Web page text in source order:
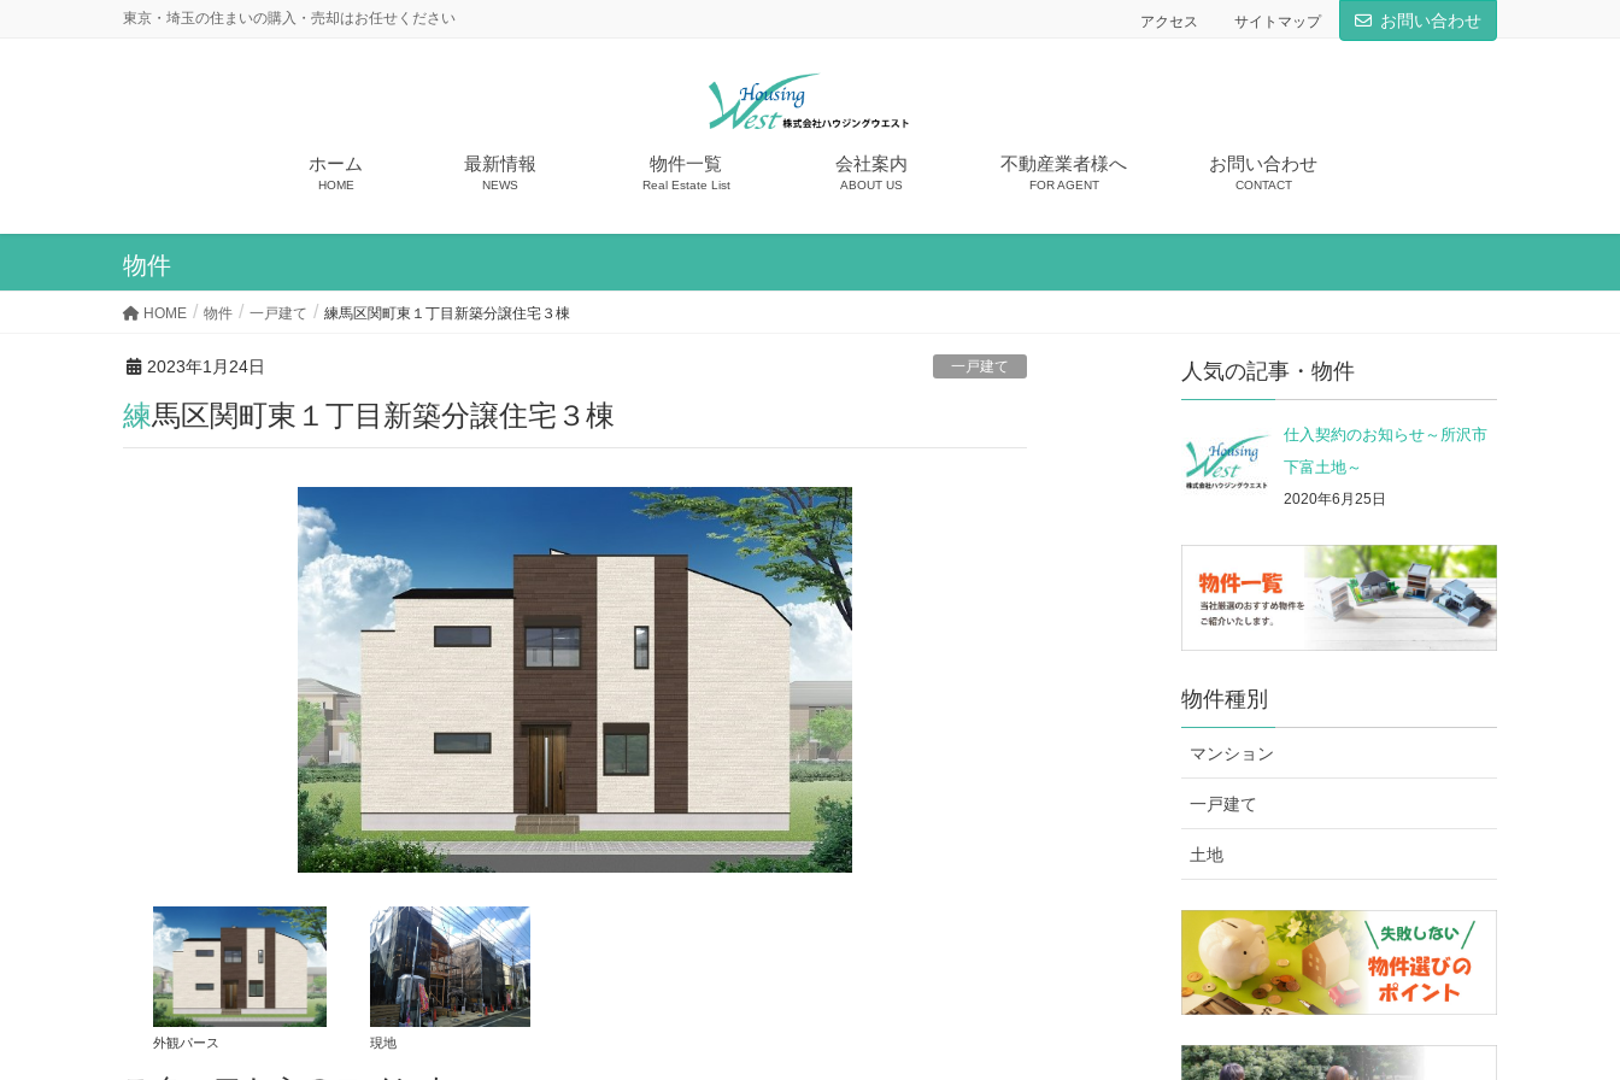
東京・埼玉の住まいの購入・売却はお任せください アクセス サイトマップ お問い合わせ
ホーム
HOME
最新情報
NEWS
物件一覧
Real Estate List
会社案内
ABOUT US
不動産業者様へ
FOR AGENT
お問い合わせ
CONTACT
物件
HOME 物件 一戸建て 練馬区関町東１丁目新築分譲住宅３棟
2023年1月24日 一戸建て
練馬区関町東１丁目新築分譲住宅３棟
外観パース 現地
人気の記事・物件
仕入契約のお知らせ～所沢市
下富土地～
2020年6月25日
物件種別
マンション
一戸建て
土地